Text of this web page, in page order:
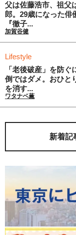
父は佐藤浩市、祖父
郎。29歳になった俳
『徹子...
加賀谷健
Lifestyle
「老後破産」を防ぐ
倒ではダメ。おひと
を消す...
ワタナベ薫
新着記